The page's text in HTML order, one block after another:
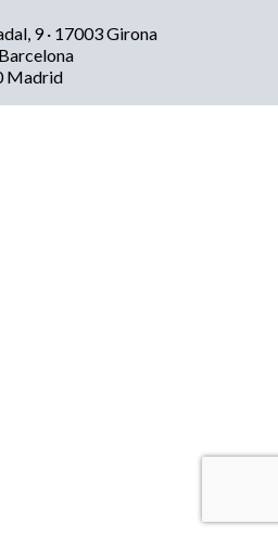
9 · 17003 Girona
Madrid